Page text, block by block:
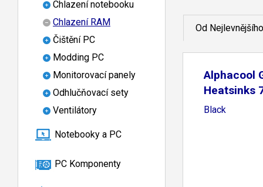
Chlazení notebooku
Chlazení RAM
Čištění PC
Modding PC
Monitorovací panely
Odhlučňovací sety
Ventilátory
Notebooky a PC
PC Komponenty
Od Nejlevnějšího
Alphacool
Heatsinks
Black